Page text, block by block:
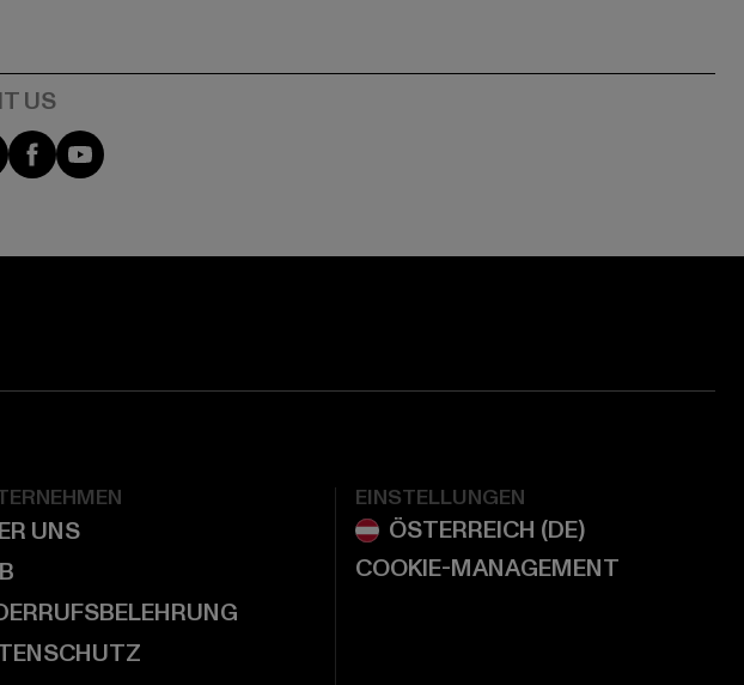
Visit our Instagram page:
Visit our Facebook page:
Visit our YouTube channel:
UNS
EINSTELLUNGEN
COOKIE-MANAGEMENT